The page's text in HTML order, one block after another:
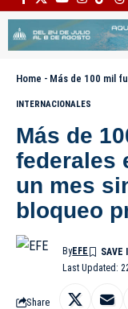
Home - Más de 100 mil
INTERNACIONALES
Más de
federales
un mes
bloqueo
Last Updated:
ByEFE
Share